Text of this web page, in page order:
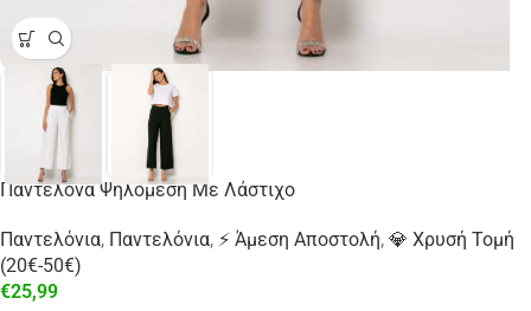
Παντελόνα Ψηλόμεση Με Λάστιχο
Παντελόνια, Παντελόνια, ⚡ Άμεση Αποστολή, 💎 Χρυσή Τομή
(20€-50€)
€25,99